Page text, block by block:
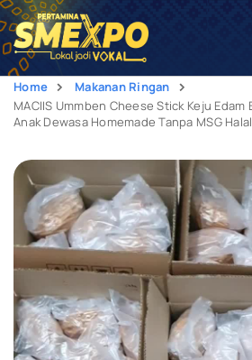
Home
Makanan Ringan
MACIIS Ummben Cheese Stick Keju
Anak Dewasa Homemade Tanpa MSG Halal